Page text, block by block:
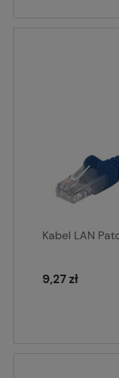
Kabel LAN
9,27 zł